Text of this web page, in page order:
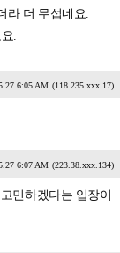
라 더 무섭네요.
.
6:05 AM (118.235.xxx.17)
6:07 AM (223.38.xxx.134)
민하겠다는 입장이